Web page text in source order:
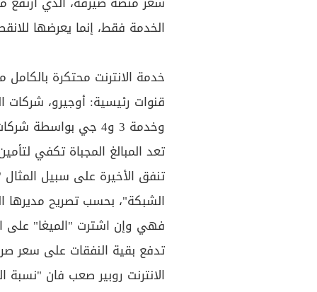
الخدمة فقط، إنما يعرضها
خدمة الانترنت محتكرة
قنوات رئيسية: أوجيرو، شركات
وخدمة 3 و4 جي
تعد المبالغ المجباة تكفي
تنفق الأخيرة على سبيل المثال
الشبكة"، بحسب تصريح مديرها
تدفع بقية النفقات على
الانترنت روبير صعب فان